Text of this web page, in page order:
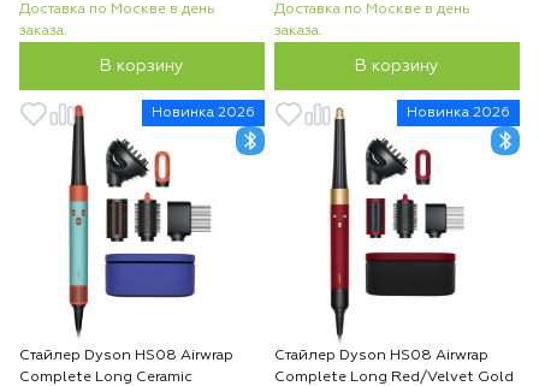
Доставка по Москве в день
заказа.
В корзину
Доставка по Москве в день
заказа.
В корзину
Новинка 2026
Стайлер Dyson HS08 Airwrap
Complete Long Ceramic
Новинка 2026
Стайлер Dyson HS08 Airwrap
Complete Long Red/Velvet Gold